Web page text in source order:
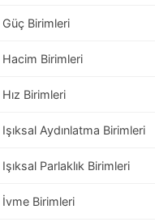
Güç Birimleri
Hacim Birimleri
Hız Birimleri
Işıksal Aydınlatma Birimleri
Işıksal Parlaklık Birimleri
İvme Birimleri